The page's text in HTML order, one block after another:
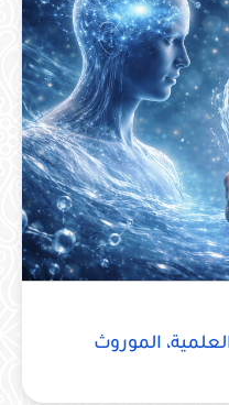
الموروث